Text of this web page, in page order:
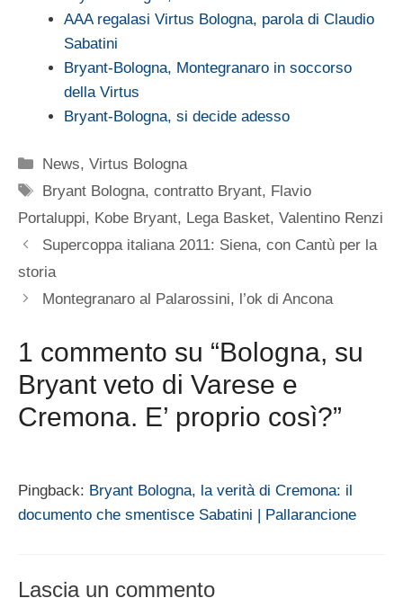
AAA regalasi Virtus Bologna, parola di Claudio
Sabatini
Bryant-Bologna, Montegranaro in soccorso
della Virtus
Bryant-Bologna, si decide adesso
Categorie
News,Virtus Bologna
Tag
Bryant Bologna,contratto Bryant, Flavio
Portaluppi, Kobe Bryant, Lega Basket, Valentino Renzi
Supercoppa italiana 2011: Siena, con Cantù per la
storia
Montegranaro al Palarossini, l’ok di Ancona
1 commento su “Bologna, su
Bryant veto di Varese e
Cremona. E’ proprio così?”
Pingback: Bryant Bologna, la verità di Cremona: il
documento che smentisce Sabatini | Pallarancione
Lascia un commento